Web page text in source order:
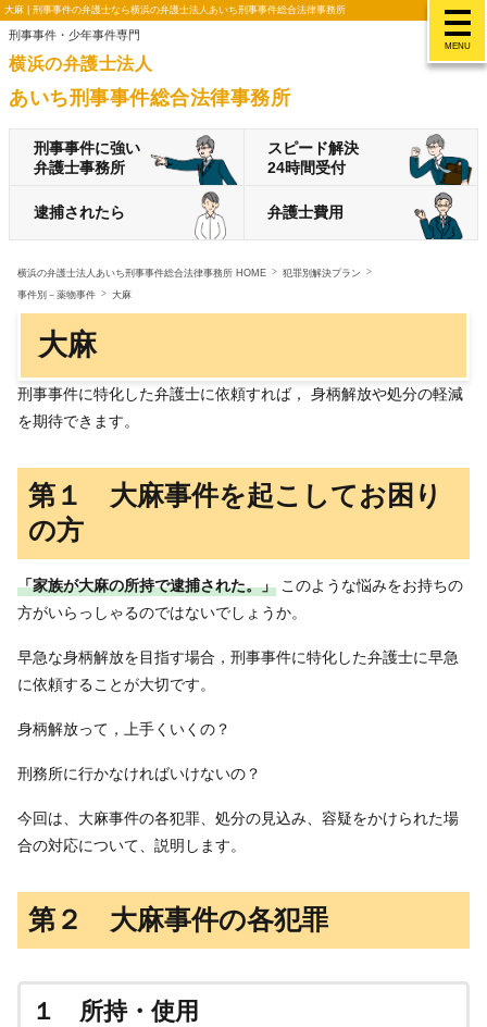
MENU
大麻 | 刑事事件の弁護士なら横浜の弁護士法人あいち刑事事件総合法律事務所
刑事事件・少年事件専門
横浜の弁護士法人
あいち刑事事件総合法律事務所
刑事事件に強い
弁護士事務所
スピード解決
24時間受付
逮捕されたら 弁護士費用
横浜の弁護士法人あいち刑事事件総合法律事務所 HOME
犯罪別解決プラン
事件別－薬物事件
大麻
大麻
刑事事件に特化した弁護士に依頼すれば， 身柄解放や処分の軽減
を期待できます。
第１ 大麻事件を起こしてお困り
の方
「家族が大麻の所持で逮捕された。」 このような悩みをお持ちの
方がいらっしゃるのではないでしょうか。
早急な身柄解放を目指す場合，刑事事件に特化した弁護士に早急
に依頼することが大切です。
身柄解放って，上手くいくの？
刑務所に行かなければいけないの？
今回は、大麻事件の各犯罪、処分の見込み、容疑をかけられた場
合の対応について、説明します。
第２ 大麻事件の各犯罪
１ 所持・使用